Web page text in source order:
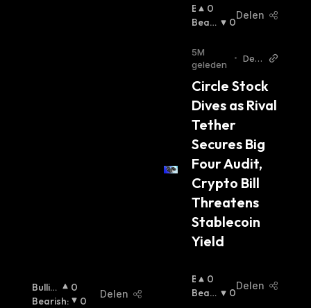
Bullis
H:
0
Bearish: 0
Delen
B
U
I
S
:
0
Beari
0
Delen
5M
geleden
•
Dec
Circle Stock
Dives as Rival
Tether
Secures Big
Four Audit,
Crypto Bill
Threatens
Stablecoin
Yield
B
U
0
Beari
0
Delen